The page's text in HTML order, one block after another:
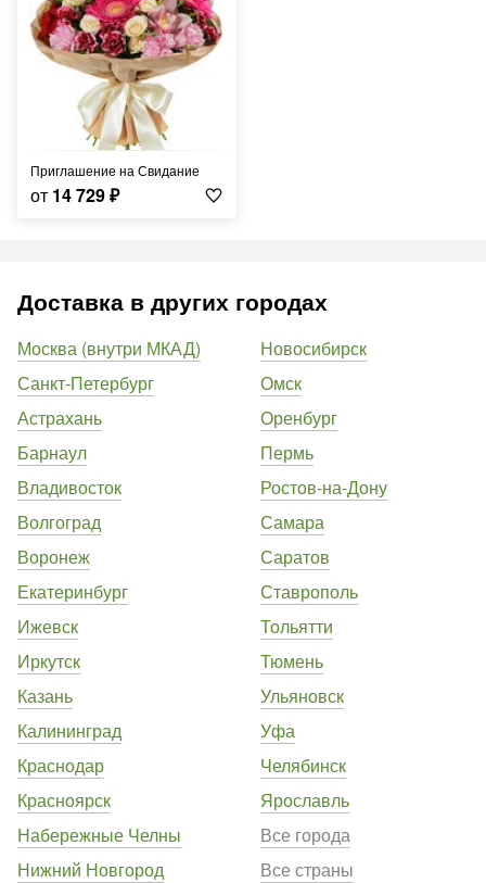
Приглашение на Свидание
от 14 729₽
Доставка в других городах
Москва (внутри МКАД)
Санкт-Петербург
Астрахань
Барнаул
Владивосток
Волгоград
Воронеж
Екатеринбург
Ижевск
Иркутск
Казань
Калининград
Краснодар
Красноярск
Набережные Челны
Нижний Новгород
Новосибирск
Омск
Оренбург
Пермь
Ростов-на-Дону
Самара
Саратов
Ставрополь
Тольятти
Тюмень
Ульяновск
Уфа
Челябинск
Ярославль
Все города
Все страны